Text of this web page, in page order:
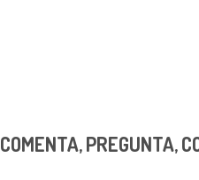
COMENTA, PREGUNTA,